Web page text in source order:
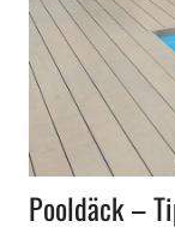
Pooldäck –